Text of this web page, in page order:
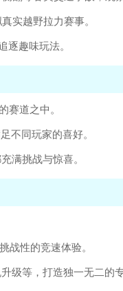
实越野拉力赛事。
趣味玩法。
赛道之中。
不同玩家的喜好。
满挑战与惊喜。
战性的竞速体验。
级等，打造独一无二的专